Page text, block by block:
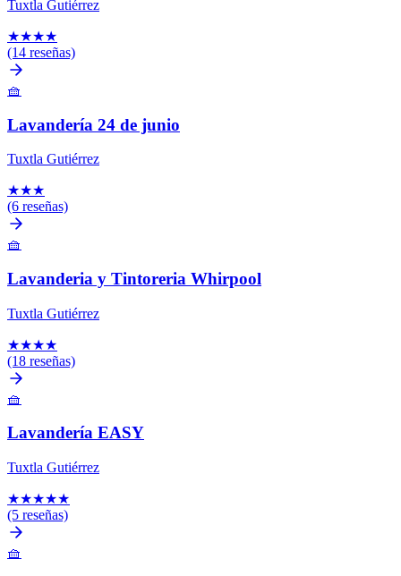
Tuxtla Gutiérrez
★★★★
(14 reseñas)
🧺
Lavandería 24 de junio
Tuxtla Gutiérrez
★★★
(6 reseñas)
🧺
Lavanderia y Tintoreria Whirpool
Tuxtla Gutiérrez
★★★★
(18 reseñas)
🧺
Lavandería EASY
Tuxtla Gutiérrez
★★★★★
(5 reseñas)
🧺